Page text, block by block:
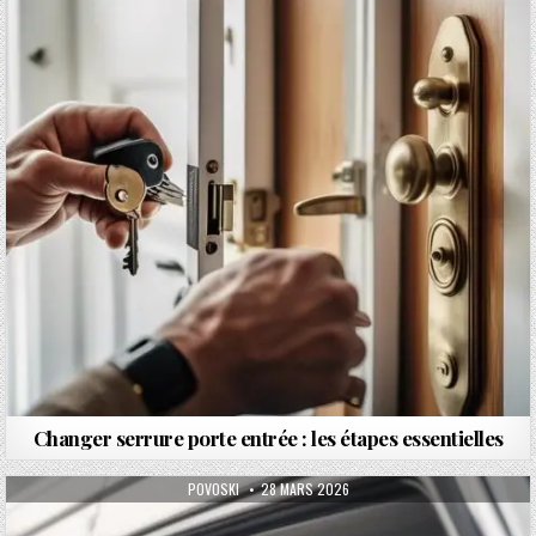
Changer serrure porte entrée : les étapes essentielles
AUTHOR:
POVOSKI PUBLISHED DATE:
28 MARS 2026